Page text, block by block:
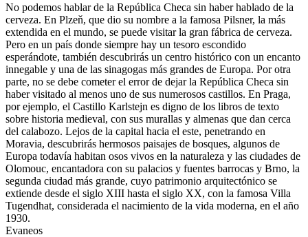
No podemos hablar de la República Checa sin haber hablado de la
cerveza. En Plzeň, que dio su nombre a la famosa Pilsner, la más
extendida en el mundo, se puede visitar la gran fábrica de cerveza.
Pero en un país donde siempre hay un tesoro escondido
esperándote, también descubrirás un centro histórico con un encanto
innegable y una de las sinagogas más grandes de Europa. Por otra
parte, no se debe cometer el error de dejar la República Checa sin
haber visitado al menos uno de sus numerosos castillos. En Praga,
por ejemplo, el Castillo Karlstejn es digno de los libros de texto
sobre historia medieval, con sus murallas y almenas que dan cerca
del calabozo. Lejos de la capital hacia el este, penetrando en
Moravia, descubrirás hermosos paisajes de bosques, algunos de
Europa todavía habitan osos vivos en la naturaleza y las ciudades de
Olomouc, encantadora con su palacios y fuentes barrocas y Brno, la
segunda ciudad más grande, cuyo patrimonio arquitectónico se
extiende desde el siglo XIII hasta el siglo XX, con la famosa Villa
Tugendhat, considerada el nacimiento de la vida moderna, en el año
1930.
Evaneos